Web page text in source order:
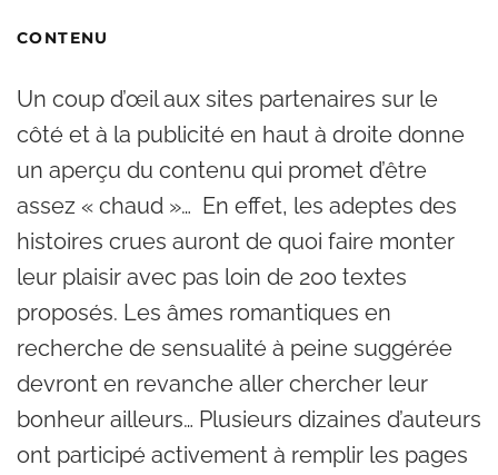
CONTENU
Un coup d’œil aux sites partenaires sur le
côté et à la publicité en haut à droite donne
un aperçu du contenu qui promet d’être
assez « chaud »… En effet, les adeptes des
histoires crues auront de quoi faire monter
leur plaisir avec pas loin de 200 textes
proposés. Les âmes romantiques en
recherche de sensualité à peine suggérée
devront en revanche aller chercher leur
bonheur ailleurs… Plusieurs dizaines d’auteurs
ont participé activement à remplir les pages